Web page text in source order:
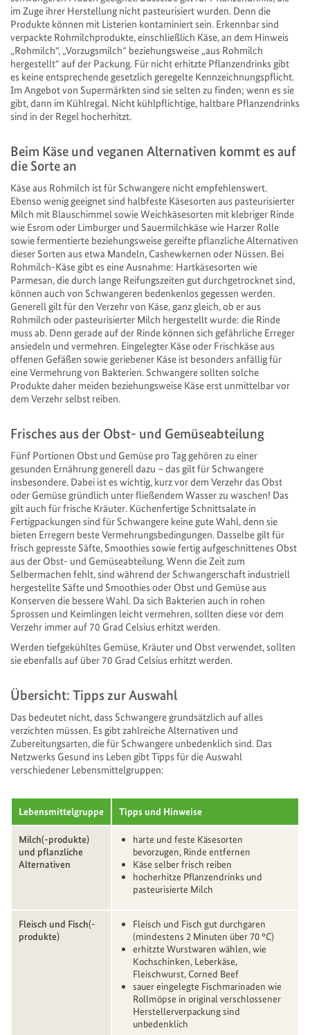
im Zuge ihrer Herstellung nicht pasteurisiert wurden. Denn die
Produkte können mit Listerien kontaminiert sein. Erkennbar sind
verpackte Rohmilchprodukte, einschließlich Käse, an dem Hinweis
„Rohmilch“, „Vorzugsmilch“ beziehungsweise „aus Rohmilch
hergestellt“ auf der Packung. Für nicht erhitzte Pflanzendrinks gibt
es keine entsprechende gesetzlich geregelte Kennzeichnungspflicht.
Im Angebot von Supermärkten sind sie selten zu finden; wenn es sie
gibt, dann im Kühlregal. Nicht kühlpflichtige, haltbare Pflanzendrinks
sind in der Regel hocherhitzt.
Beim Käse und veganen Alternativen kommt es auf
die Sorte an
Käse aus Rohmilch ist für Schwangere nicht empfehlenswert.
Ebenso wenig geeignet sind halbfeste Käsesorten aus pasteurisierter
Milch mit Blauschimmel sowie Weichkäsesorten mit klebriger Rinde
wie Esrom oder Limburger und Sauermilchkäse wie Harzer Rolle
sowie fermentierte beziehungsweise gereifte pflanzliche Alternativen
dieser Sorten aus etwa Mandeln, Cashewkernen oder Nüssen. Bei
Rohmilch-Käse gibt es eine Ausnahme: Hartkäsesorten wie
Parmesan, die durch lange Reifungszeiten gut durchgetrocknet sind,
können auch von Schwangeren bedenkenlos gegessen werden.
Generell gilt für den Verzehr von Käse, ganz gleich, ob er aus
Rohmilch oder pasteurisierter Milch hergestellt wurde: die Rinde
muss ab. Denn gerade auf der Rinde können sich gefährliche Erreger
ansiedeln und vermehren. Eingelegter Käse oder Frischkäse aus
offenen Gefäßen sowie geriebener Käse ist besonders anfällig für
eine Vermehrung von Bakterien. Schwangere sollten solche
Produkte daher meiden beziehungsweise Käse erst unmittelbar vor
dem Verzehr selbst reiben.
Frisches aus der Obst- und Gemüseabteilung
Fünf Portionen Obst und Gemüse pro Tag gehören zu einer
gesunden Ernährung generell dazu – das gilt für Schwangere
insbesondere. Dabei ist es wichtig, kurz vor dem Verzehr das Obst
oder Gemüse gründlich unter fließendem Wasser zu waschen! Das
gilt auch für frische Kräuter. Küchenfertige Schnittsalate in
Fertigpackungen sind für Schwangere keine gute Wahl, denn sie
bieten Erregern beste Vermehrungsbedingungen. Dasselbe gilt für
frisch gepresste Säfte, Smoothies sowie fertig aufgeschnittenes Obst
aus der Obst- und Gemüseabteilung. Wenn die Zeit zum
Selbermachen fehlt, sind während der Schwangerschaft industriell
hergestellte Säfte und Smoothies oder Obst und Gemüse aus
Konserven die bessere Wahl. Da sich Bakterien auch in rohen
Sprossen und Keimlingen leicht vermehren, sollten diese vor dem
Verzehr immer auf 70 Grad Celsius erhitzt werden.
Werden tiefgekühltes Gemüse, Kräuter und Obst verwendet, sollten
sie ebenfalls auf über 70 Grad Celsius erhitzt werden.
Übersicht: Tipps zur Auswahl
Das bedeutet nicht, dass Schwangere grundsätzlich auf alles
verzichten müssen. Es gibt zahlreiche Alternativen und
Zubereitungsarten, die für Schwangere unbedenklich sind. Das
Netzwerks Gesund ins Leben gibt Tipps für die Auswahl
verschiedener Lebensmittelgruppen:
Lebensmittelgruppe Tipps und Hinweise
Milch(-produkte)
und pflanzliche
Alternativen
harte und feste Käsesorten
bevorzugen, Rinde entfernen
Käse selber frisch reiben
hocherhitze Pflanzendrinks und
pasteurisierte Milch
Fleisch und Fisch(-
produkte)
Fleisch und Fisch gut durchgaren
(mindestens 2 Minuten über 70 °C)
erhitzte Wurstwaren wählen, wie
Kochschinken, Leberkäse,
Fleischwurst, Corned Beef
sauer eingelegte Fischmarinaden wie
Rollmöpse in original verschlossener
Herstellerverpackung sind
unbedenklich